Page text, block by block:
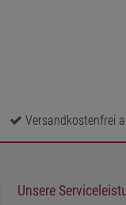
Versandkostenfrei
Unsere